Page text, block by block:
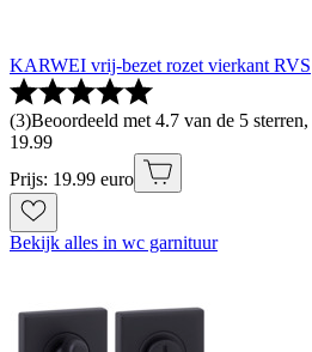
KARWEI vrij-bezet rozet vierkant RVS
(3)Beoordeeld met 4.7 van de 5
19.99
Prijs: 19.99 euro
Bekijk alles in wc garnituur